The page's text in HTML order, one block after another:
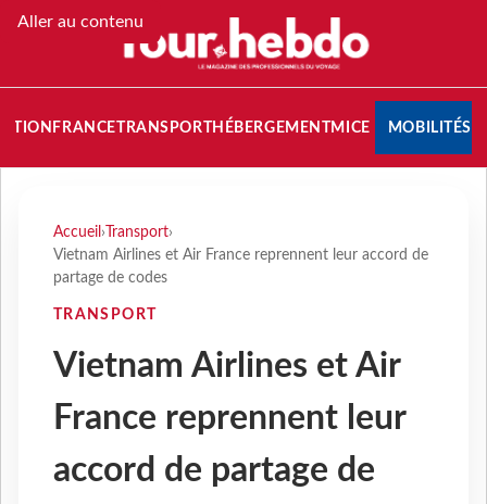
Aller au contenu
FRANCETRANSPORT HÉBERGEMENTMICE MOBILITÉS
Accueil › Transport›
Vietnam Airlines et Air France reprennent leur accord de
partage de codes
TRANSPORT
Vietnam Airlines et Air
France reprennent leur
accord de partage de